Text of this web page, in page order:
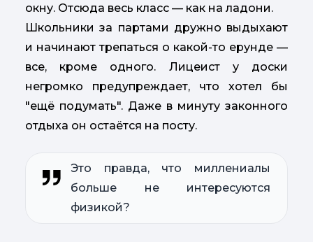
окну. Отсюда весь класс — как на ладони.
Школьники за партами дружно выдыхают
и начинают трепаться о какой-то ерунде —
все, кроме одного. Лицеист у доски
негромко предупреждает, что хотел бы
"ещё подумать". Даже в минуту законного
отдыха он остаётся на посту.
Это правда, что миллениалы
больше не интересуются
физикой?